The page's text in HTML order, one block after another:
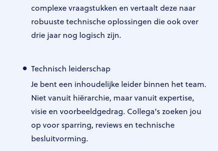
complexe vraagstukken en vertaalt deze naar
robuuste technische oplossingen die ook over
drie jaar nog logisch zijn.
Technisch leiderschap
Je bent een inhoudelijke leider binnen het team.
Niet vanuit hiërarchie, maar vanuit expertise,
visie en voorbeeldgedrag. Collega's zoeken jou
op voor sparring, reviews en technische
besluitvorming.